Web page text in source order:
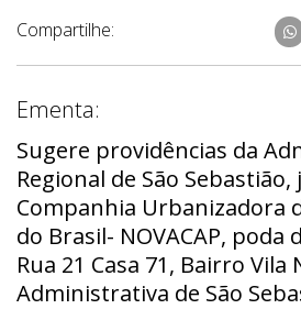
Compartilhe:
Ementa:
Sugere providências da
Regional de São
Companhia Urbanizadora
do Brasil- NOVACAP, poda
Rua 21 Casa 71, Bairro Vila
Administrativa de São